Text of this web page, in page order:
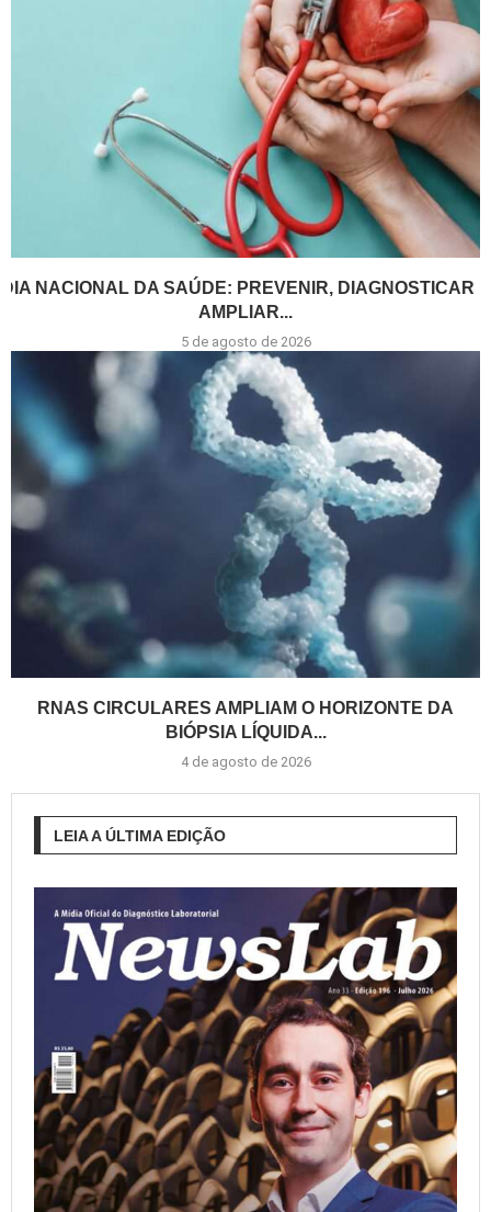
DIA NACIONAL DA SAÚDE: PREVENIR, DIAGNOSTICAR E
AMPLIAR...
5 de agosto de 2026
RNAS CIRCULARES AMPLIAM O HORIZONTE DA
BIÓPSIA LÍQUIDA...
4 de agosto de 2026
LEIA A ÚLTIMA EDIÇÃO